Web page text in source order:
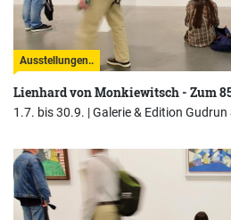
Ausstellungen..
Lienhard von Monkiewitsch - Zum
1.7. bis 30.9. |Galerie & Edition